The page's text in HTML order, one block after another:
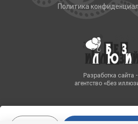
Политика
Разработка сайта -
агентство «Без